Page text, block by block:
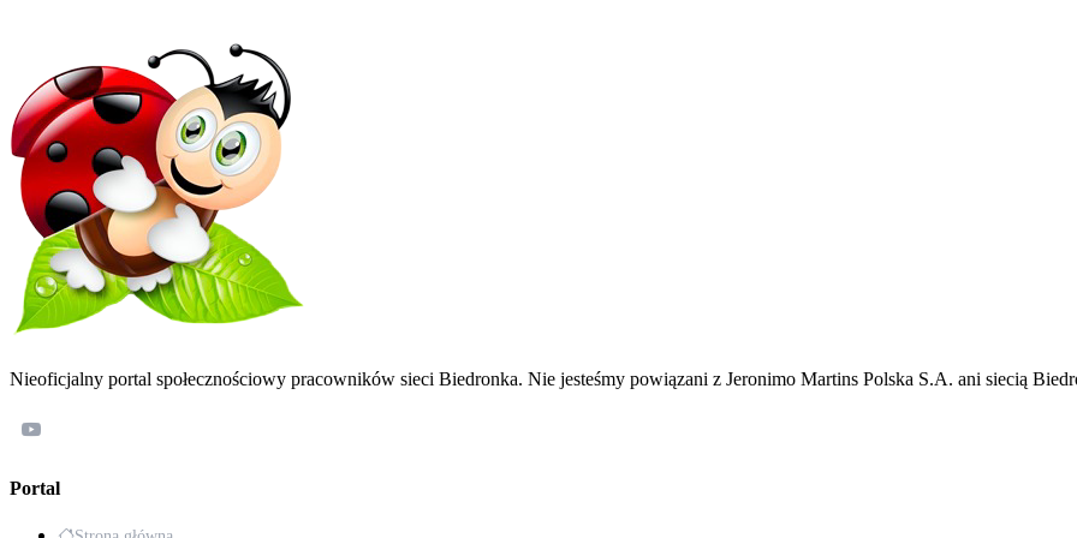
Nieoficjalny portal społecznościowy pracowników sieci Biedronka. Nie jesteśmy powiązani z Jeronimo Martins Polska S.A. ani siecią
Portal